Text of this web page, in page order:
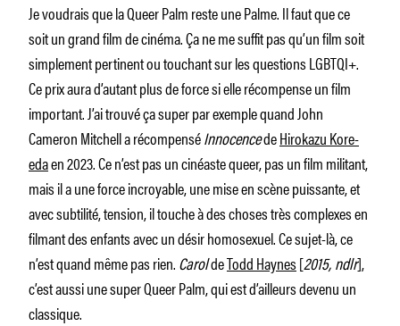
Je voudrais que la Queer Palm reste une Palme. Il faut que ce
soit un grand film de cinéma. Ça ne me suffit pas qu’un film soit
simplement pertinent ou touchant sur les questions LGBTQI+.
Ce prix aura d’autant plus de force si elle récompense un film
important. J’ai trouvé ça super par exemple quand John
Cameron Mitchell a récompenséInnocencedeHirokazu Kore-
edaen 2023. Ce n’est pas un cinéaste queer, pas un film militant,
mais il a une force incroyable, une mise en scène puissante, et
avec subtilité, tension, il touche à des choses très complexes en
filmant des enfants avec un désir homosexuel. Ce sujet-là, ce
n’est quand même pas rien.CaroldeTodd Haynes[2015, ndlr],
c’est aussi une super Queer Palm, qui est d’ailleurs devenu un
classique.